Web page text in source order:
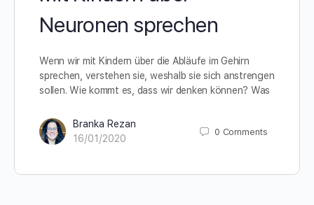
Neuronen sprechen
Wenn wir mit Kindern über die Abläufe im Gehirn
sprechen, verstehen sie, weshalb sie sich anstrengen
sollen. Wie kommt es, dass wir denken können? Was
Branka Rezan
16/01/2020
0 Comments